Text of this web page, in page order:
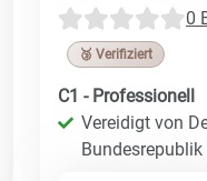
0
🥉 Verifiziert
C1 - Professionell
Vereidigt von